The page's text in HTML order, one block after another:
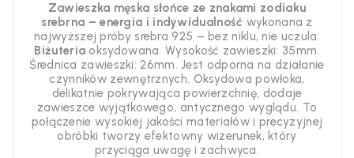
Zawieszka męska słońce ze znakami zodiaku
srebrna – energia i indywidualność wykonana z
najwyższej próby srebra 925 – bez niklu, nie uczula.
Biżuteria oksydowana. Wysokość zawieszki: 35mm.
Średnica zawieszki: 26mm. Jest odporna na działanie
czynników zewnętrznych. Oksydowa powłoka,
delikatnie pokrywająca powierzchnię, dodaje
zawieszce wyjątkowego, antycznego wyglądu. To
połączenie wysokiej jakości materiałów i precyzyjnej
obróbki tworzy efektowny wizerunek, który
przyciąga uwagę i zachwyca.